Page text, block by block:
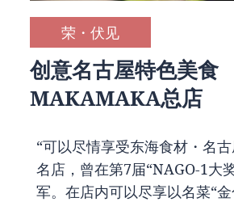
荣・伏见
创意名古屋特色美食
MAKAMAKA总店
“可以尽情享受东海食材・名
名店，曾在第7届“NAGO-1大
军。在店内可以尽享以名菜“